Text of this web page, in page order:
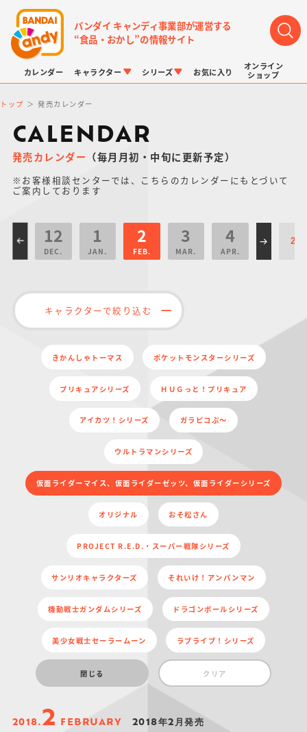
バンダイ キャンディ事業部が運営する
“食品・おかし”の情報サイト
カレンダー キャラクター
LINK TRAVELERS
仮面ライダーシリー
ズ
ズ
プリキュアシリーズ
ガンダムシリーズ
ポケットモンスター
ドラゴンボール
サンリオキャラクタ
シリーズ
チョコボックス
キャラパキ
チョコサプ
にふぉるめーしょん
＆スクエアシール
SMPシリーズ
ポケモンキッズ
お気に入り
オンライン
ショップ
トップ 発売カレンダー
CALENDAR
発売カレンダー （毎月月初・中旬に更新予定）
※お客様相談センターでは、こちらのカレンダーにもとづいて
ご案内しております
12
DEC.
1
JAN.
2
FEB.
3
MAR.
4
APR.
キャラクターで絞り込む
きかんしゃトーマス ポケットモンスターシリーズ
プリキュアシリーズ ＨＵＧっと！プリキュア
アイカツ！シリーズ ガラピコぷ～
ウルトラマンシリーズ
仮面ライダーマイス、仮面ライダーゼッツ、仮面ライダーシリーズ
オリジナル おそ松さん
PROJECT R.E.D.・スーパー戦隊シリーズ
サンリオキャラクターズ それいけ！アンパンマン
機動戦士ガンダムシリーズ ドラゴンボールシリーズ
美少女戦士セーラームーン ラブライブ！シリーズ
閉じる クリア
2018. 2 FEBRUARY 2018年2月発売